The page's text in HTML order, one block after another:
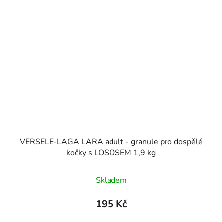
VERSELE-LAGA LARA adult - granule pro dospělé
kočky s LOSOSEM 1,9 kg
Skladem
195 Kč